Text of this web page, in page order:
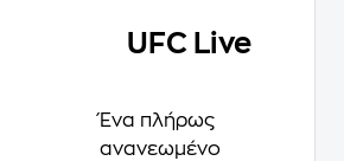
UFC Live
Ένα πλήρως
ανανεωμένο